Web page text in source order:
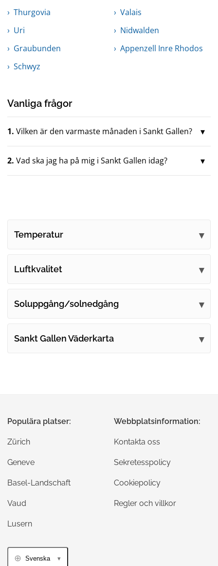
Thurgovia
Valais
Uri
Nidwalden
Graubunden
Appenzell Inre Rhodos
Schwyz
Vanliga frågor
1. Vilken är den varmaste månaden i Sankt Gallen?
2. Vad ska jag ha på mig i Sankt Gallen idag?
Temperatur
Luftkvalitet
Soluppgång/solnedgång
Sankt Gallen Väderkarta
Populära platser:
Zürich
Geneve
Basel-Landschaft
Vaud
Lusern
Webbplatsinformation:
Kontakta oss
Sekretesspolicy
Cookiepolicy
Regler och villkor
Svenska